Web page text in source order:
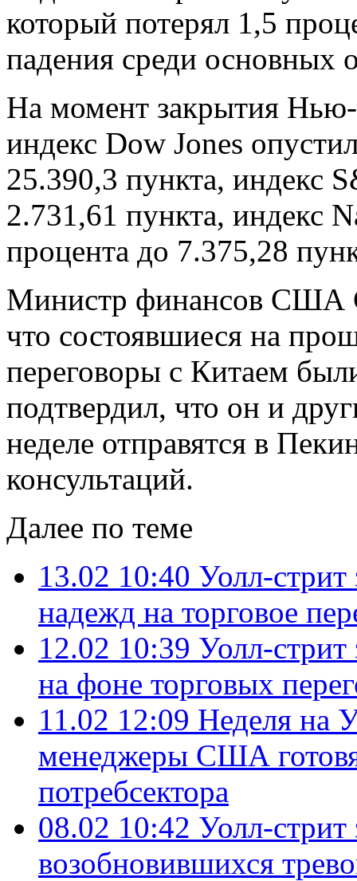
который потерял 1,5
падения среди основных
На момент закрытия
индекс Dow Jones
25.390,3 пункта, индекс
2.731,61 пункта, индекс
процента до 7.375,28
Министр финансов США
что состоявшиеся на
переговоры с Китаем
подтвердил, что он и
неделе отправятся в
консультаций.
Далее по теме
13.02 10:40 Уолл-
надежд на торговое
12.02 10:39 Уолл-стрит
на фоне торговых
11.02 12:09 Неделя на
менеджеры США
потребсектора
08.02 10:42 Уолл-стрит
возобновившихся